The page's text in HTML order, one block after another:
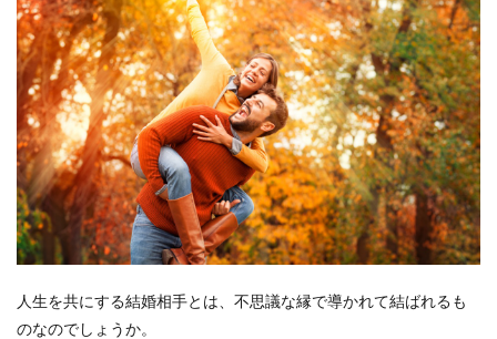
人生を共にする結婚相手とは、不思議な縁で導かれて結ばれるも
のなのでしょうか。